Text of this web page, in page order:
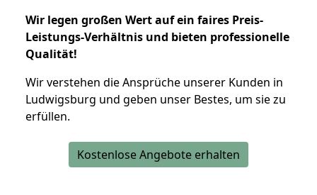
Wir legen großen Wert auf ein faires Preis-
Leistungs-Verhältnis und bieten professionelle
Qualität!
Wir verstehen die Ansprüche unserer Kunden in
Ludwigsburg und geben unser Bestes, um sie zu
erfüllen.
Kostenlose Angebote erhalten